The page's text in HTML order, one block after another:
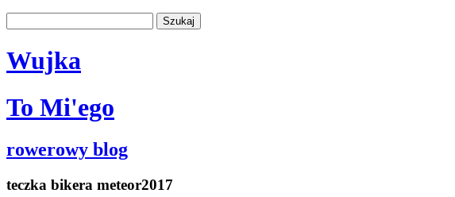
Wujka
To Mi'ego
rowerowy blog
teczka bikera meteor2017